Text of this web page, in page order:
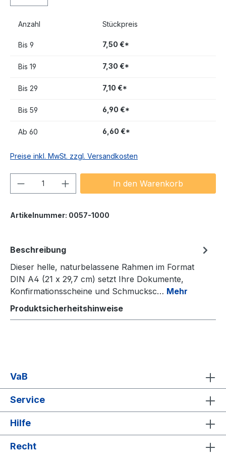
Anzahl Stückpreis
Bis 9 7,50 €*
Bis 19 7,30 €*
Bis 29 7,10 €*
Bis 59 6,90 €*
Ab 60 6,60 €*
Preise inkl. MwSt. zzgl. Versandkosten
Produkt Anzahl: Gib denIn den Warenkorb
Artikelnummer: 0057-1000
Beschreibung
Dieser helle, naturbelassene Rahmen im Format
DIN A4 (21 x 29,7 cm) setzt Ihre Dokumente,
Konfirmationsscheine und Schmucksc… Mehr
Produktsicherheitshinweise
VaB
Service
Hilfe
Recht